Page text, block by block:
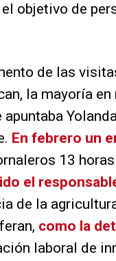
objetivo de
de las
la mayoría
En febrero un
13
el
de la
como la
laboral de